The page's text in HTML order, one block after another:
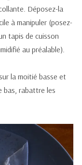
Déposez-la
à manipuler (posez-
tapis de cuisson
au préalable).
la moitié basse et
bas, rabattre les